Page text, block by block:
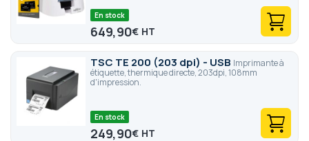
En stock
649,90€
TSC TE 200 (203 dpi) - USB Imprimante à
étiquette, thermique directe, 203dpi, 108mm
d'impression.
En stock
249,90€